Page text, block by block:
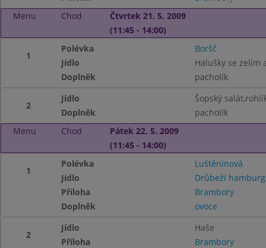
Menu
Chod
Čtvrtek 21. 5. 2009
(11:45 - 14:00)
1
Polévka
Boršč
Jídlo
Halušky se zelím
Doplněk
pacholík
2
Jídlo
Šopský
Doplněk
pacholík
Menu
Chod
Pátek 22. 5. 2009
(11:45 - 14:00)
1
Polévka
Luštěninová
Jídlo
Drůbeží
Příloha
Brambory
Doplněk
ovoce
2
Jídlo
Haše
Příloha
Brambory